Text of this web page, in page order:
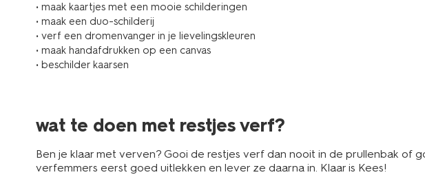
• maak kaartjes met een mooie schilderingen
• maak een duo-schilderij
• verf een dromenvanger in je lievelingskleuren
• maak handafdrukken op een canvas
• beschilder kaarsen
wat te doen met restjes verf?
Ben je klaar met verven? Gooi de restjes verf dan nooit in de prullenbak of
verfemmers eerst goed uitlekken en lever ze daarna in. Klaar is Kees!